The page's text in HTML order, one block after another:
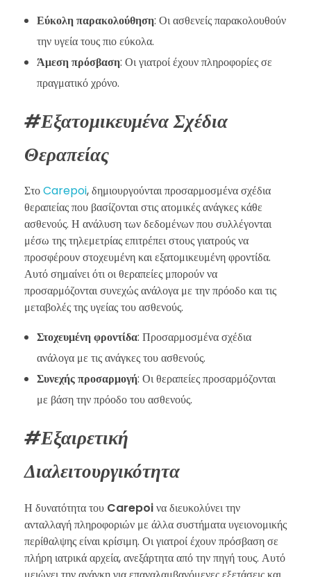
Εύκολη παρακολούθηση: Οι ασθενείς παρακολουθούν
την υγεία τους πιο εύκολα.
Άμεση πρόσβαση: Οι γιατροί έχουν πληροφορίες σε
πραγματικό χρόνο.
#Εξατομικευμένα Σχέδια
Θεραπείας
ΣτοCarepoi, δημιουργούνται προσαρμοσμένα σχέδια
θεραπείας που βασίζονται στις ατομικές ανάγκες κάθε
ασθενούς. Η ανάλυση των δεδομένων που συλλέγονται
μέσω της τηλεμετρίας επιτρέπει στους γιατρούς να
προσφέρουν στοχευμένη και εξατομικευμένη φροντίδα.
Αυτό σημαίνει ότι οι θεραπείες μπορούν να
προσαρμόζονται συνεχώς ανάλογα με την πρόοδο και τις
μεταβολές της υγείας του ασθενούς.
Στοχευμένη φροντίδα: Προσαρμοσμένα σχέδια
ανάλογα με τις ανάγκες του ασθενούς.
Συνεχής προσαρμογή: Οι θεραπείες προσαρμόζονται
με βάση την πρόοδο του ασθενούς.
#Εξαιρετική
Διαλειτουργικότητα
Η δυνατότητα του Carepoiνα διευκολύνει την
ανταλλαγή πληροφοριών με άλλα συστήματα υγειονομικής
περίθαλψης είναι κρίσιμη. Οι γιατροί έχουν πρόσβαση σε
πλήρη ιατρικά αρχεία, ανεξάρτητα από την πηγή τους. Αυτό